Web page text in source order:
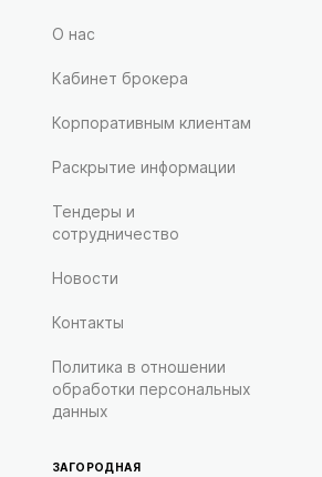
О нас
Кабинет брокера
Корпоративным клиентам
Раскрытие информации
Тендеры и
сотрудничество
Новости
Контакты
Политика в отношении
обработки персональных
данных
ЗАГОРОДНАЯ